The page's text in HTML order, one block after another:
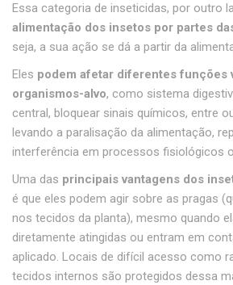
Essa categoria de inseticidas, por outro
alimentação dos insetos por partes
seja, a sua ação se dá a partir da
Eles podem afetar diferentes funções
organismos-alvo, como sistema
central, bloquear sinais químicos, entre
levando a paralisação da alimentação,
interferência em processos fisiológicos
Uma das principais vantagens dos
é que eles podem agir sobre as pragas
nos tecidos da planta), mesmo quando
diretamente atingidas ou entram em
aplicado. Locais de difícil acesso como
tecidos internos são protegidos dessa